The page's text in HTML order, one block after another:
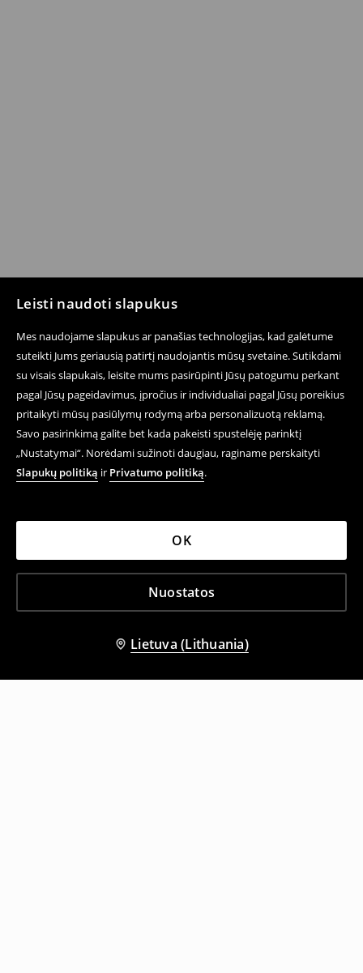
Leisti naudoti slapukus
Mes naudojame slapukus ar panašias technologijas, kad galėtume
suteikti Jums geriausią patirtį naudojantis mūsų svetaine. Sutikdami
su visais slapukais, leisite mums pasirūpinti Jūsų patogumu perkant
pagal Jūsų pageidavimus, įpročius ir individualiai pagal Jūsų poreikius
pritaikyti mūsų pasiūlymų rodymą arba personalizuotą reklamą.
Savo pasirinkimą galite bet kada pakeisti spustelėję parinktį
„Nustatymai“. Norėdami sužinoti daugiau, raginame perskaityti
Slapukų politiką ir Privatumo politiką.
Nuostatos
OK
Lietuva (Lithuania)